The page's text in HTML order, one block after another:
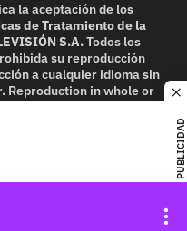
PUBLICIDAD
la aceptación de los
de Tratamiento de la
S.A.Todos los
su reproducción
a cualquier idioma sin
Reproduction in whole or
written permission is